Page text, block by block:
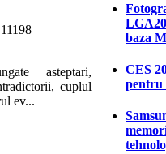
|
asteptari,
cuplul
ev...
baza
CES
pentru